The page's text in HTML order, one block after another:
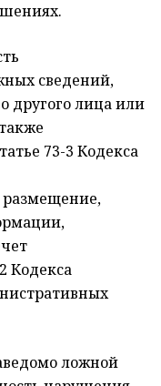
сведений,
другого лица или
73-3 Кодекса
размещение,
Кодекса
ложной